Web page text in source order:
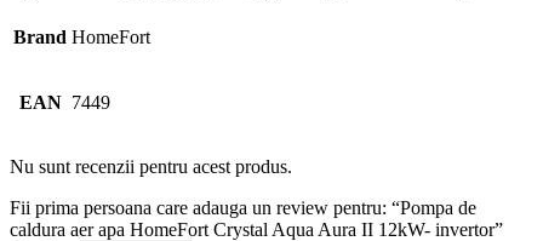
Brand HomeFort
EAN 7449
Nu sunt recenzii pentru acest produs.
Fii prima persoana care adauga un review pentru: “Pompa de
caldura aer apa HomeFort Crystal Aqua Aura II 12kW- invertor”